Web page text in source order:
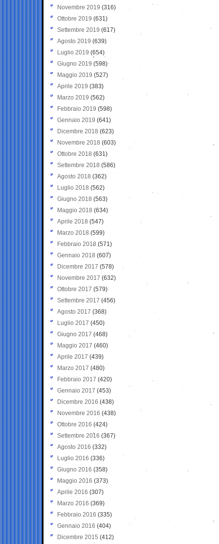
Novembre 2019 (316)
Ottobre 2019 (631)
Settembre 2019 (617)
Agosto 2019 (639)
Luglio 2019 (654)
Giugno 2019 (598)
Maggio 2019 (527)
Aprile 2019 (383)
Marzo 2019 (562)
Febbraio 2019 (598)
Gennaio 2019 (641)
Dicembre 2018 (623)
Novembre 2018 (603)
Ottobre 2018 (631)
Settembre 2018 (586)
Agosto 2018 (362)
Luglio 2018 (562)
Giugno 2018 (563)
Maggio 2018 (634)
Aprile 2018 (547)
Marzo 2018 (599)
Febbraio 2018 (571)
Gennaio 2018 (607)
Dicembre 2017 (578)
Novembre 2017 (632)
Ottobre 2017 (579)
Settembre 2017 (456)
Agosto 2017 (368)
Luglio 2017 (450)
Giugno 2017 (468)
Maggio 2017 (460)
Aprile 2017 (439)
Marzo 2017 (480)
Febbraio 2017 (420)
Gennaio 2017 (453)
Dicembre 2016 (438)
Novembre 2016 (438)
Ottobre 2016 (424)
Settembre 2016 (367)
Agosto 2016 (332)
Luglio 2016 (336)
Giugno 2016 (358)
Maggio 2016 (373)
Aprile 2016 (307)
Marzo 2016 (369)
Febbraio 2016 (335)
Gennaio 2016 (404)
Dicembre 2015 (412)